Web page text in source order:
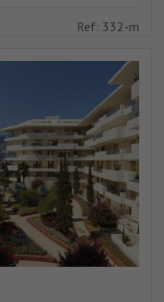
Ref: 332-m